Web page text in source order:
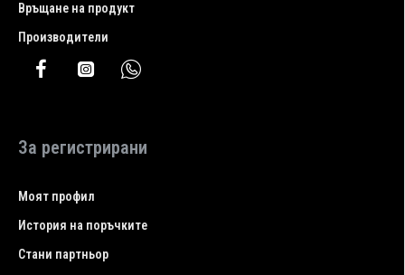
Връщане на продукт
Производители
За регистрирани
Моят профил
История на поръчките
Стани партньор